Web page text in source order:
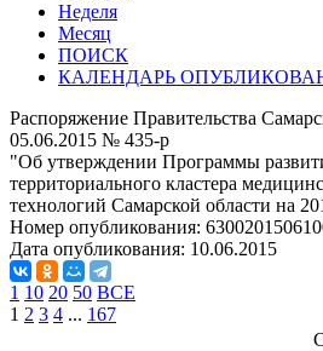
Неделя
Месяц
ПОИСК
КАЛЕНДАРЬ
Распоряжение Правительства
05.06.2015 № 435-р
"Об утверждении Программы
территориального кластера
технологий Самарской области на
Номер опубликования:
Дата опубликования: 10.06.2015
1 10 20 50 ВСЕ
1 2 3 4 ... 167